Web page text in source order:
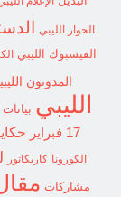
الحوار الليبي
الفيسبوك الليبي
المدونون
الليبي بيانات
17 فبراير
الكورونا كاريكاتور
مشاركات